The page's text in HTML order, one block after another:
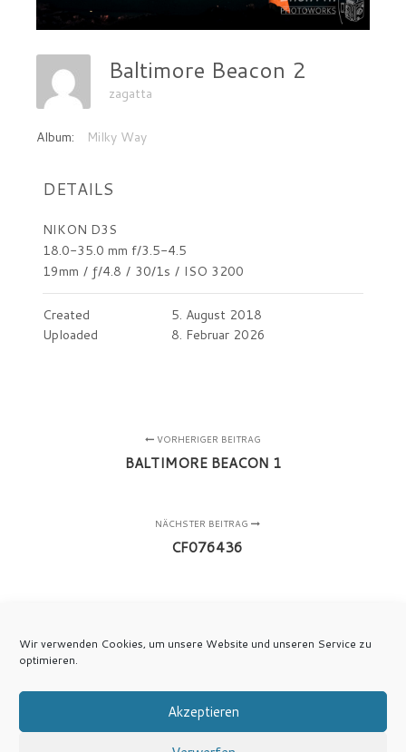
Wir verwenden Cookies, um unsere Website und unseren Service zu
optimieren.
Akzeptieren
Baltimore Beacon 2
zagatta
Album: Milky Way
DETAILS
NIKON D3S
18.0-35.0 mm f/3.5-4.5
19mm / ƒ/4.8 / 30/1s / ISO 3200
Created
5. August 2018
Uploaded
8. Februar 2026
VORHERIGER BEITRAG
BALTIMORE BEACON 1
NÄCHSTER BEITRAG
CF076436